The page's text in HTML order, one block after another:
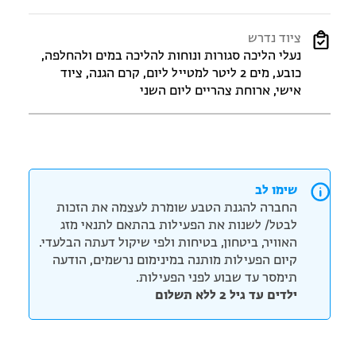
ציוד נדרש
נעלי הליכה סגורות ונוחות להליכה במים ולהחלפה,
כובע, מים 2 ליטר למטייל ליום, קרם הגנה, ציוד
אישי, ארוחת צהריים ליום השני
שימו לב
החברה להגנת הטבע שומרת לעצמה את הזכות
לבטל/ לשנות את הפעילות בהתאם לתנאי מזג
האוויר, ביטחון, בטיחות ולפי שיקול דעתה הבלעדי.
קיום הפעילות מותנה במינימום נרשמים, הודעה
תימסר עד שבוע לפני הפעילות.
ילדים עד גיל 2 ללא תשלום